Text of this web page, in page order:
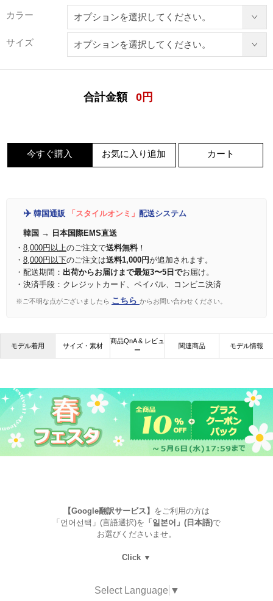
カラー
サイズ
合計金額 0 円
今すぐ購入 お気に入り追加 カート
✈️ 韓国通販 「スタイルオンミ」 配送システム
韓国 → 日本国際EMS直送
・ 8,000円以上のご注文で送料無料！
・ 8,000円以下のご注文は送料1,000円が追加されます。
・配送期間： 出荷からお届けまで最短3〜5日でお届け。
・決済手段：クレジットカード、ペイパル、コンビニ決済
※ご不明な点がございましたら こちら からお問い合わせください。
モデル着用 サイズ・素材
商品QnA & レビュ
ー
関連商品 モデル情報
【Google翻訳サービス】 をご利用の方は
「언어선택」(言語選択)を 「일본어」(日本語)で
お選びくださいませ。
Click ▼
Select Language ▼